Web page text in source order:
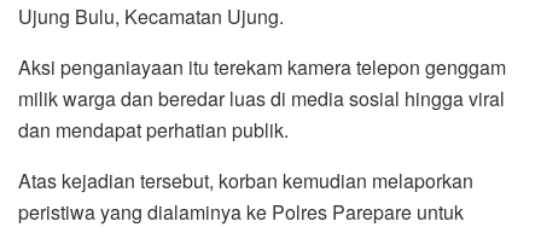
Ujung Bulu, Kecamatan Ujung.
Aksi penganiayaan itu terekam kamera telepon genggam
milik warga dan beredar luas di media sosial hingga viral
dan mendapat perhatian publik.
Atas kejadian tersebut, korban kemudian melaporkan
peristiwa yang dialaminya ke Polres Parepare untuk